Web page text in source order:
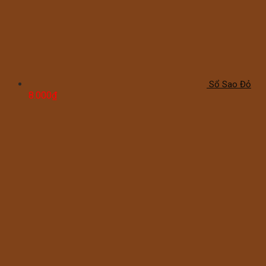
Sổ Sao Đỏ
8.000₫